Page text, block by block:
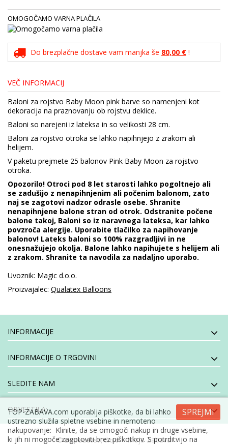
OMOGOČAMO VARNA PLAČILA
Do brezplačne dostave vam manjka še 80,00 € !
VEČ INFORMACIJ
Baloni za rojstvo Baby Moon pink barve so namenjeni kot
dekoracija na praznovanju ob rojstvu deklice.
Baloni so narejeni iz lateksa in so velikosti 28 cm.
Baloni za rojstvo otroka se lahko napihnjejo z zrakom ali
helijem.
V paketu prejmete 25 balonov Pink Baby Moon za rojstvo
otroka.
Opozorilo! Otroci pod 8 let starosti lahko pogoltnejo ali
se zadušijo z nenapihnjenim ali počenim balonom, zato
naj se zagotovi nadzor odrasle osebe. Shranite
nenapihnjene balone stran od otrok. Odstranite počene
balone takoj, Baloni so iz naravnega lateksa, kar lahko
povzroča alergije. Uporabite tlačilko za napihovanje
balonov! Lateks baloni so 100% razgradljivi in ne
onesnažujejo okolja. Balone lahko napihujete s helijem ali
z zrakom. Shranite ta navodila za nadaljno uporabo.
Uvoznik: Magic d.o.o.
Proizvajalec: Qualatex Balloons
INFORMACIJE
INFORMACIJE O TRGOVINI
SLEDITE NAM
OBVESTILA:
© E-specialisti, d.o.o- Moja Zabava
SPREJMI
TOP-ZABAVA.com uporablja piškotke, da bi lahko
ustrezno služila spletne vsebine in nemoteno
nakupovanje: Klinite, da se omogoči nakup in druge vsebine,
ki jih ni mogoče zagotoviti brez piškotkov. S potrditvijo na